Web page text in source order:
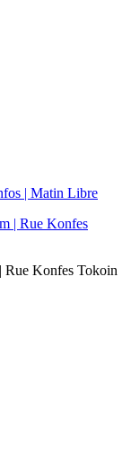
| Matin Libre
Rue Konfes Tokoin